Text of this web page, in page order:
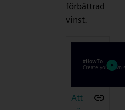
förbättrad
vinst.
Att